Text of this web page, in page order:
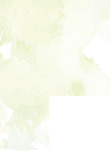
Konsultacja biegłego
Psychoterapia
Wsparcie dla firm